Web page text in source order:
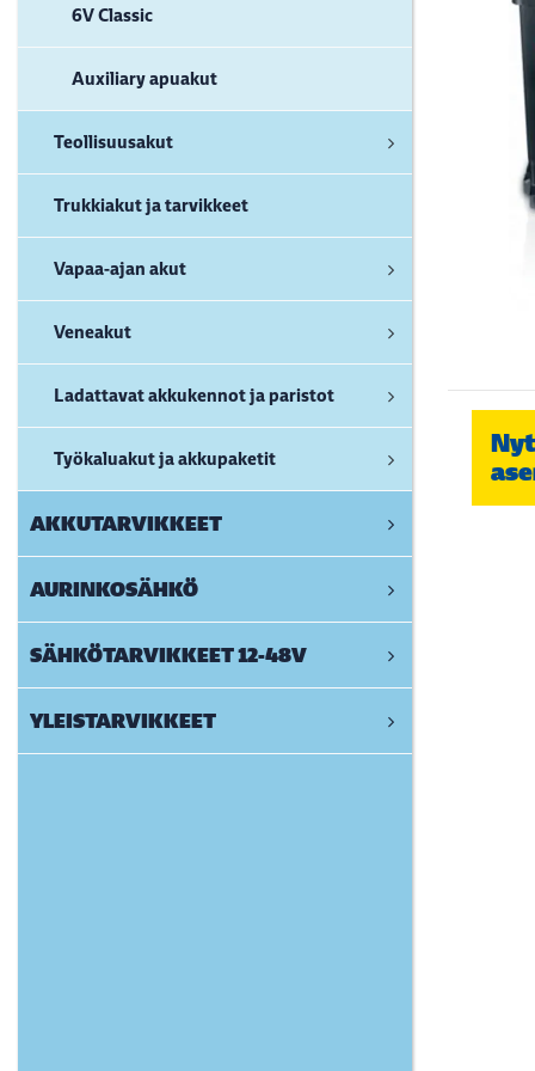
6V Classic
Auxiliary apuakut
Teollisuusakut
Trukkiakut ja tarvikkeet
Vapaa-ajan akut
Veneakut
Ladattavat akkukennot ja paristot
Työkaluakut ja akkupaketit
AKKUTARVIKKEET
AURINKOSÄHKÖ
SÄHKÖTARVIKKEET 12-48V
YLEISTARVIKKEET